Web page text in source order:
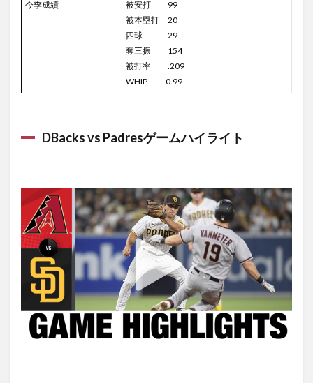
今季成績
被安打 99
被本塁打 20
四球 29
奪三振 154
被打率 .209
WHIP 0.99
DBacks vs Padresゲームハイライト